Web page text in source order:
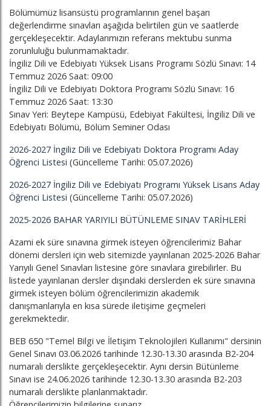
Bölümümüz lisansüstü programlarının genel başarı
değerlendirme sınavları aşağıda belirtilen gün ve saatlerde
gerçekleşecektir. Adaylarımızın referans mektubu sunma
zorunluluğu bulunmamaktadır.
İngiliz Dili ve Edebiyatı Yüksek Lisans Programı Sözlü Sınavı: 14
Temmuz 2026 Saat: 09:00
İngiliz Dili ve Edebiyatı Doktora Programı Sözlü Sınavı: 16
Temmuz 2026 Saat: 13:30
Sınav Yeri: Beytepe Kampüsü, Edebiyat Fakültesi, İngiliz Dili ve
Edebiyatı Bölümü, Bölüm Seminer Odası
2026-2027 İngiliz Dili ve Edebiyatı Doktora Programı Aday
Öğrenci Listesi (Güncelleme Tarihi: 05.07.2026)
2026-2027 İngiliz Dili ve Edebiyatı Programı Yüksek Lisans Aday
Öğrenci Listesi (Güncelleme Tarihi: 05.07.2026)
2025-2026 BAHAR YARIYILI BÜTÜNLEME SINAV TARİHLERİ
Azami ek süre sınavına girmek isteyen öğrencilerimiz Bahar
dönemi dersleri için web sitemizde yayınlanan 2025-2026 Bahar
Yarıyılı Genel Sınavları listesine göre sınavlara girebilirler. Bu
listede yayınlanan dersler dışındaki derslerden ek süre sınavına
girmek isteyen bölüm öğrencilerimizin akademik
danışmanlarıyla en kısa sürede iletişime geçmeleri
gerekmektedir.
BEB 650 "Temel Bilgi ve İletişim Teknolojileri Kullanımı" dersinin
Genel Sınavı 03.06.2026 tarihinde 12.30-13.30 arasında B2-204
numaralı derslikte gerçekleşecektir. Aynı dersin Bütünleme
Sınavı ise 24.06.2026 tarihinde 12.30-13.30 arasında B2-203
numaralı derslikte planlanmaktadır.